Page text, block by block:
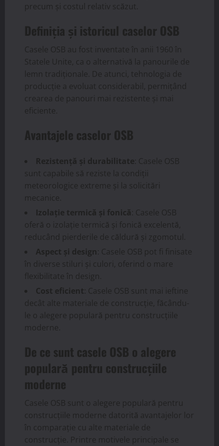
precum și costul relativ scăzut.
Definiția și istoricul caselor OSB
Casele OSB au fost inventate în anii 1960 în
Statele Unite, ca o alternativă la panourile de
lemn tradiționale. De atunci, tehnologia de
producție a evoluat considerabil, permițând
crearea de panouri mai rezistente și mai
eficiente.
Avantajele caselor OSB
Rezistență și durabilitate : Casele OSB
sunt capabile să reziste la condiții
meteorologice extreme și la solicitări
mecanice.
Izolație termică și fonică : Casele OSB
oferă o izolație termică și fonică excelentă,
reducând pierderile de căldură și zgomotul.
Aspect și design : Casele OSB pot fi finisate
în diverse stiluri și culori, oferind o mare
flexibilitate în design.
Cost eficient : Casele OSB sunt mai ieftine
decât alte materiale de construcție, făcându-
le o alegere populară pentru construcțiile
moderne.
De ce sunt casele OSB o alegere
populară pentru construcțiile
moderne
Casele OSB sunt o alegere populară pentru
construcțiile moderne datorită avantajelor lor
în comparație cu alte materiale de
construcție. Printre motivele principale se